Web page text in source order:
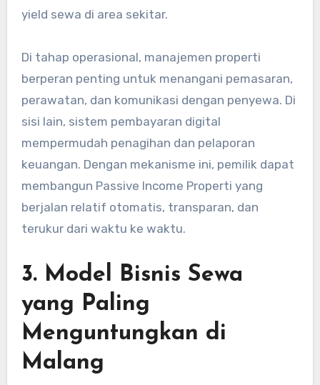
yield sewa di area sekitar.
Di tahap operasional, manajemen properti
berperan penting untuk menangani pemasaran,
perawatan, dan komunikasi dengan penyewa. Di
sisi lain, sistem pembayaran digital
mempermudah penagihan dan pelaporan
keuangan. Dengan mekanisme ini, pemilik dapat
membangun Passive Income Properti yang
berjalan relatif otomatis, transparan, dan
terukur dari waktu ke waktu.
3. Model Bisnis Sewa
yang Paling
Menguntungkan di
Malang